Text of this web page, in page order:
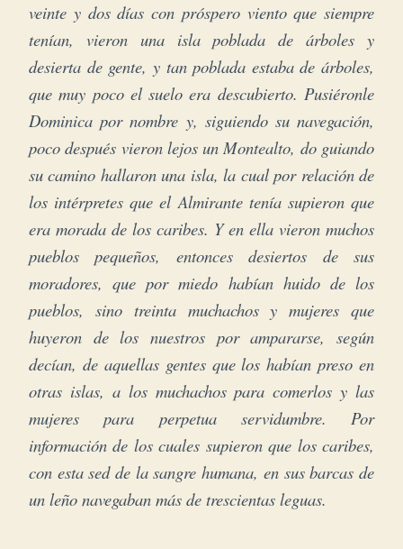
veinte y dos días con próspero viento que siempre
tenían, vieron una isla poblada de árboles y
desierta de gente, y tan poblada estaba de árboles,
que muy poco el suelo era descubierto. Pusiéronle
Dominica por nombre y, siguiendo su navegación,
poco después vieron lejos un Montealto, do guiando
su camino hallaron una isla, la cual por relación de
los intérpretes que el Almirante tenía supieron que
era morada de los caribes. Y en ella vieron muchos
pueblos pequeños, entonces desiertos de sus
moradores, que por miedo habían huido de los
pueblos, sino treinta muchachos y mujeres que
huyeron de los nuestros por ampararse, según
decían, de aquellas gentes que los habían preso en
otras islas, a los muchachos para comerlos y las
mujeres para perpetua servidumbre. Por
información de los cuales supieron que los caribes,
con esta sed de la sangre humana, en sus barcas de
un leño navegaban más de trescientas leguas.